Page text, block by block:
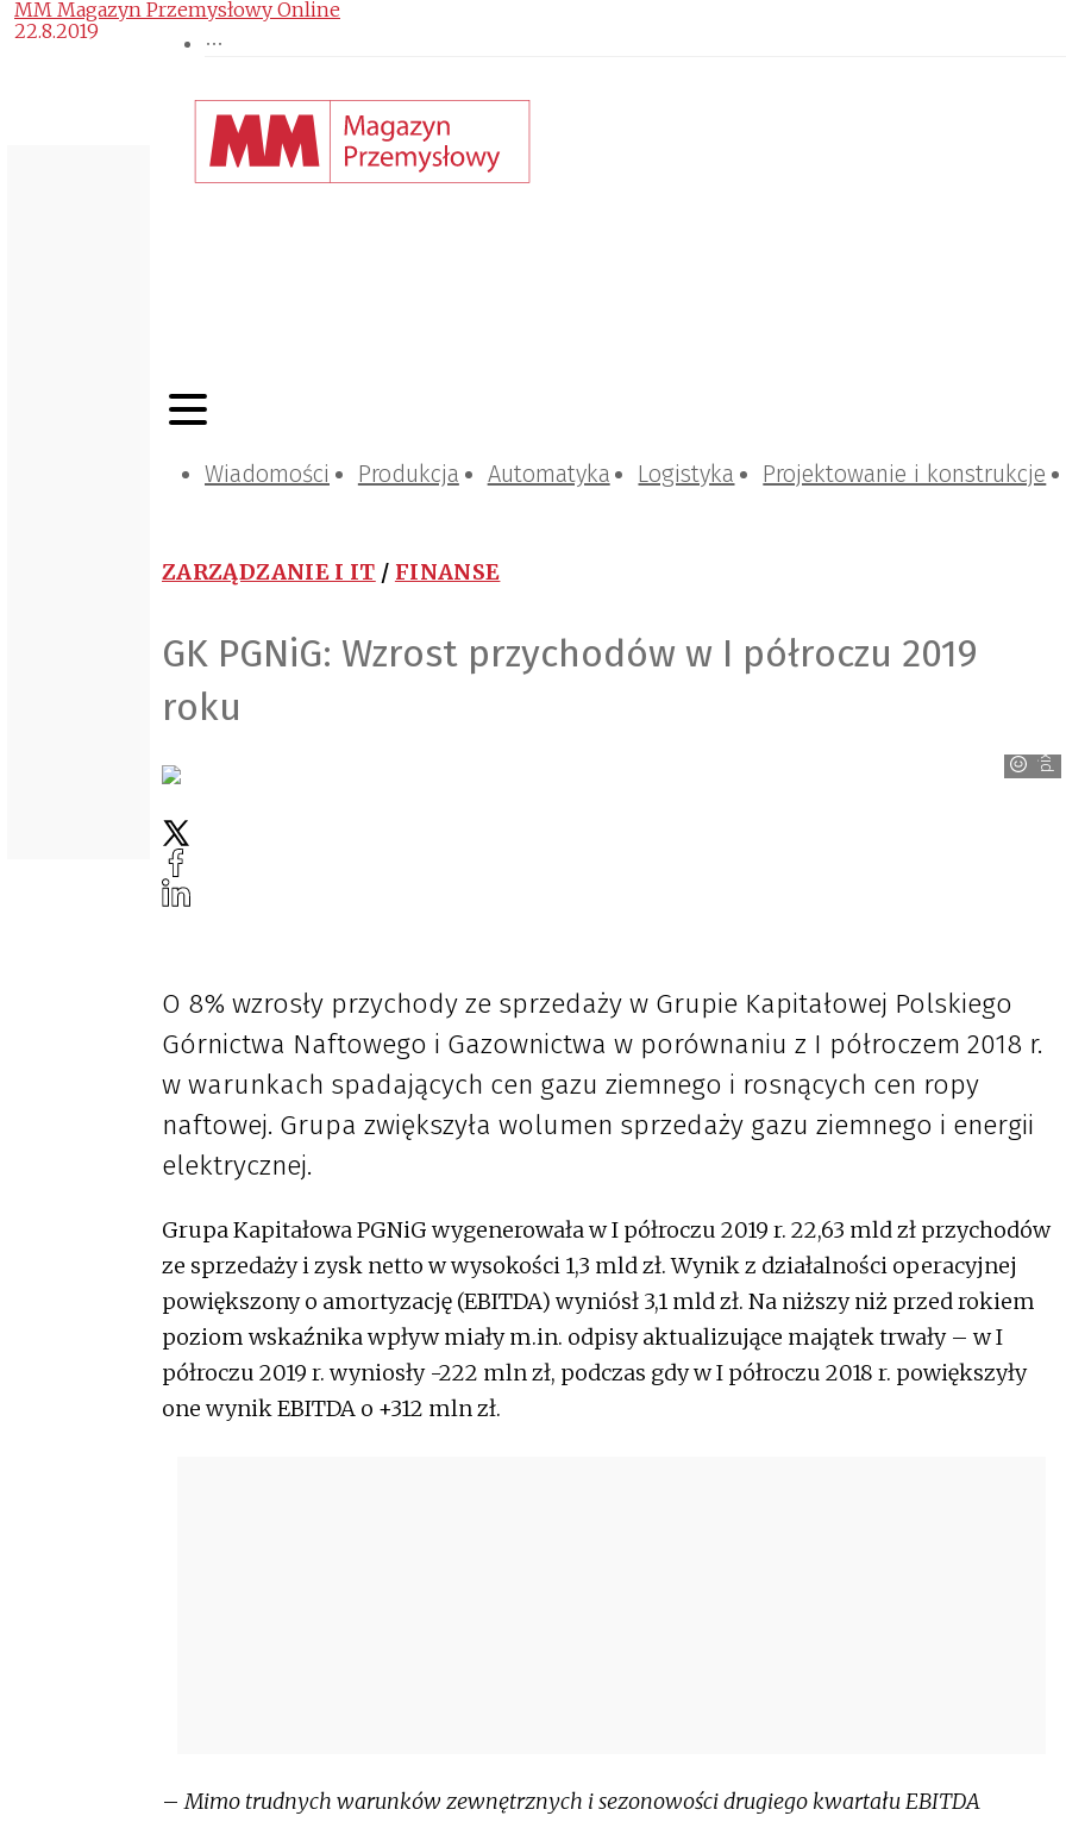
Wiadomości Produkcja Automatyka Logistyka Projektowanie i konstrukcje
ZARZĄDZANIE I IT / FINANSE
GK PGNiG: Wzrost przychodów w I półroczu 2019
roku
pixabay
MM Magazyn Przemysłowy Online
22.8.2019
O 8% wzrosły przychody ze sprzedaży w Grupie Kapitałowej Polskiego
Górnictwa Naftowego i Gazownictwa w porównaniu z I półroczem 2018 r.
w warunkach spadających cen gazu ziemnego i rosnących cen ropy
naftowej. Grupa zwiększyła wolumen sprzedaży gazu ziemnego i energii
elektrycznej.
Grupa Kapitałowa PGNiG wygenerowała w I półroczu 2019 r. 22,63 mld zł przychodów
ze sprzedaży i zysk netto w wysokości 1,3 mld zł. Wynik z działalności operacyjnej
powiększony o amortyzację (EBITDA) wyniósł 3,1 mld zł. Na niższy niż przed rokiem
poziom wskaźnika wpływ miały m.in. odpisy aktualizujące majątek trwały – w I
półroczu 2019 r. wyniosły -222 mln zł, podczas gdy w I półroczu 2018 r. powiększyły
one wynik EBITDA o +312 mln zł.
–Mimo trudnych warunków zewnętrznych i sezonowości drugiego kwartału EBITDA